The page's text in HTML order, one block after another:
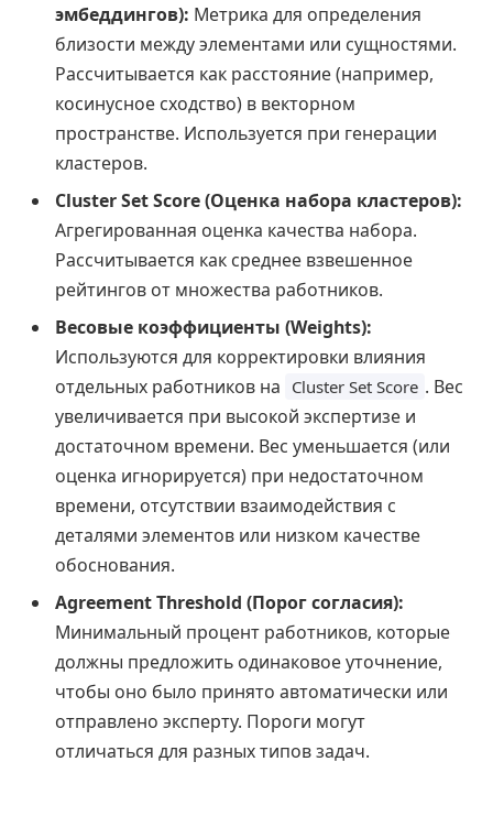
эмбеддингов): Метрика для определения
близости между элементами или сущностями.
Рассчитывается как расстояние (например,
косинусное сходство) в векторном
пространстве. Используется при генерации
кластеров.
Cluster Set Score (Оценка набора кластеров):
Агрегированная оценка качества набора.
Рассчитывается как среднее взвешенное
рейтингов от множества работников.
Весовые коэффициенты (Weights):
Используются для корректировки влияния
отдельных работников на Cluster Set Score . Вес
увеличивается при высокой экспертизе и
достаточном времени. Вес уменьшается (или
оценка игнорируется) при недостаточном
времени, отсутствии взаимодействия с
деталями элементов или низком качестве
обоснования.
Agreement Threshold (Порог согласия):
Минимальный процент работников, которые
должны предложить одинаковое уточнение,
чтобы оно было принято автоматически или
отправлено эксперту. Пороги могут
отличаться для разных типов задач.